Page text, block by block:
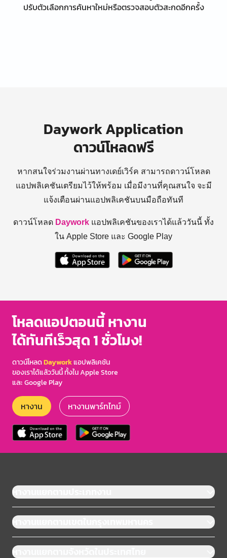
ปรับตัวเลือกการค้นหาใหม่หรือตรวจสอบตัวสะกดอีกครั้ง
Daywork Application
ดาวน์โหลดฟรี
หากสนใจร่วมงานผ่านทางเดย์เวิร์ค สามารถดาวน์โหลด
แอปพลิเคชันเตรียมไว้ให้พร้อม เมื่อมีงานที่คุณสนใจ จะมี
แจ้งเตือนผ่านแอปพลิเคชันบนมือถือทันที
ดาวน์โหลด Daywork แอปพลิเคชันของเราได้แล้ววันนี้ ทั้ง
ใน Apple Store และ Google Play
โหลดแอปตอนนี้ หางาน
ได้ทันทีเร็วสุด 1 ชั่วโมง!
ดาวน์โหลดDayworkแอปพลิเคชัน
ของเราได้แล้ววันนี้ ทั้งใน Apple Store
และ Google Play
หางาน หางานพาร์ทไทม์
หางานแยกตามประเภทงาน
หางานแยกตามเขตในกรุงเทพมหานคร
หางานแยกตามจังหวัดในประเทศไทย